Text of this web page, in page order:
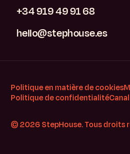
+34 919 49 91 68
hello@stephouse.es
Politique en matière de cookies
Politique de confidentialité
© 2026 StepHouse. Tous droits